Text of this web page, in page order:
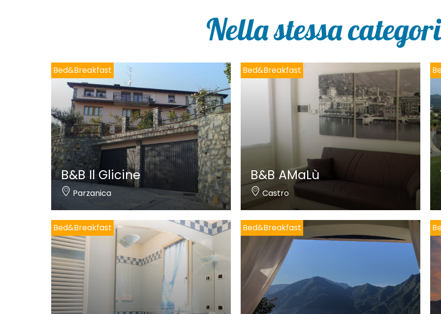
Nella stessa
Bed&Breakfast
B&B Il Glicine
Parzanica
Bed&Breakfast
B&B AMaLù
Castro
Bed&Breakfast Bed&Breakfast